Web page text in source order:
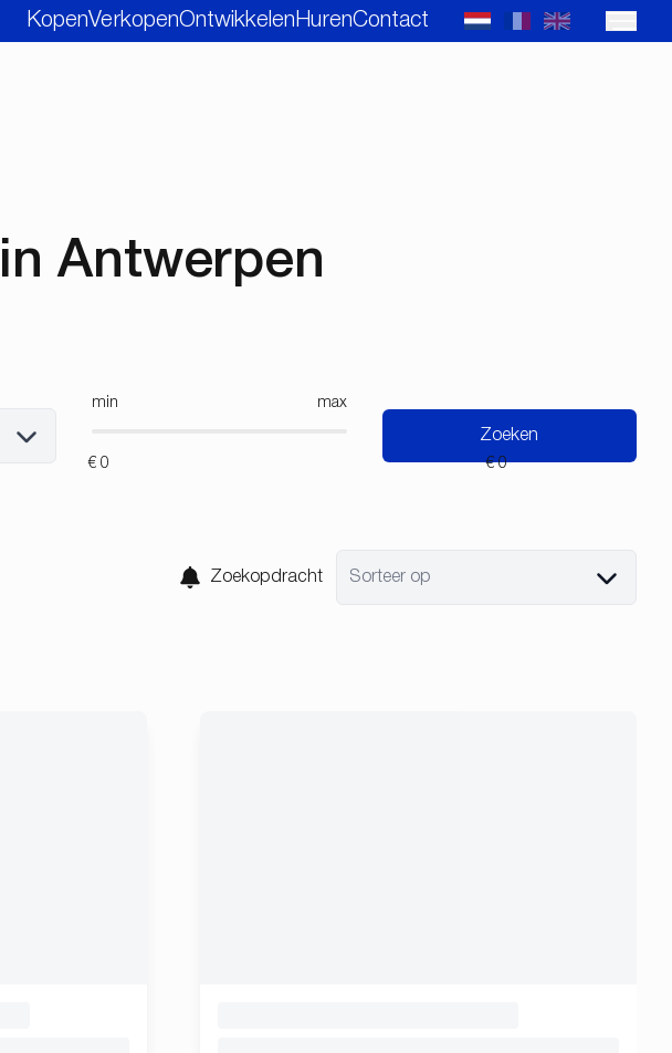
KopenVerkopenOntwikkelen HurenContact
Antwerpen
min max
Zoeken
Zoekopdracht Sorteer op